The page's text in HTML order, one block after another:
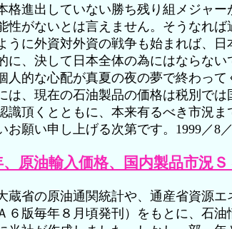
格進出していない勝ち残り組メジャ
性がないとは言えません。そうなれば
うに外資対外資の戦争も始まれば、日
に、決して日本全体の為にはならない
的な心配が真夏の夜の夢で終わって
は、現在の石油製品の価格は税別で
識頂くとともに、本来有るべき市況
お願い申し上げる次第です。1999
、原油輸入価格、国内製品市況
省の原油通関統計や、通産省資源エ
６版毎年８月頃発刊）をもとに、石